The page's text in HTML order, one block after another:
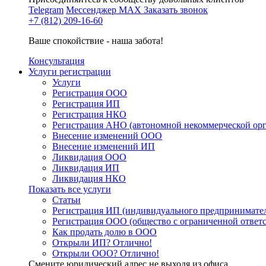
Telegram Мессенджер MAX Заказать звонок
+7 (812) 209-16-60
Ваше спокойствие - наша забота!
Консультация
Услуги регистрации
Услуги
Регистрация ООО
Регистрация ИП
Регистрация НКО
Регистрация АНО (автономной некоммерческой
Внесение изменений ООО
Внесение изменений ИП
Ликвидация ООО
Ликвидация ИП
Ликвидация НКО
Показать все услуги
Статьи
Регистрация ИП (индивидуального
Регистрация ООО (общество с ограниченной
Как продать долю в ООО
Открыли ИП? Отлично!
Открыли ООО? Отлично!
Смените юридический адрес не выходя из офиса